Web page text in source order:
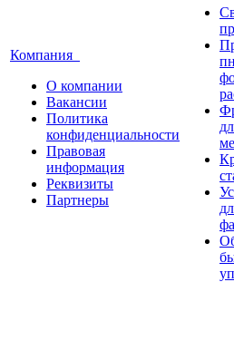
Компания
О компании
Вакансии
Политика
конфиденциальности
Правовая
информация
Реквизиты
Партнеры